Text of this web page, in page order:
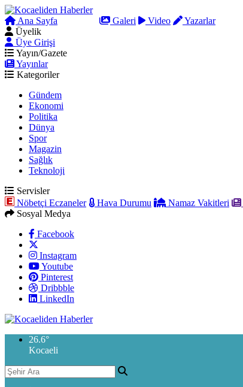
Ana Sayfa Galeri Video
Yazarlar
Üyelik
Üye Girişi
Yayın/Gazete
Yayınlar
Kategoriler
Gündem
Ekonomi
Politika
Dünya
Spor
Magazin
Sağlık
Teknoloji
Servisler
Nöbetçi Eczaneler
Hava Durumu Namaz Vakitleri
Sosyal Medya
Facebook
Instagram
Youtube
Pinterest
Dribbble
LinkedIn
26.6°
Kocaeli